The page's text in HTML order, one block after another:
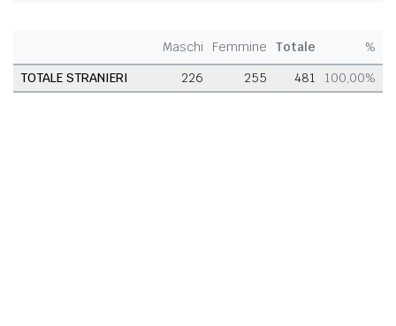
Maschi Femmine Totale
%
TOTALE STRANIERI
226 255 481 100,00%